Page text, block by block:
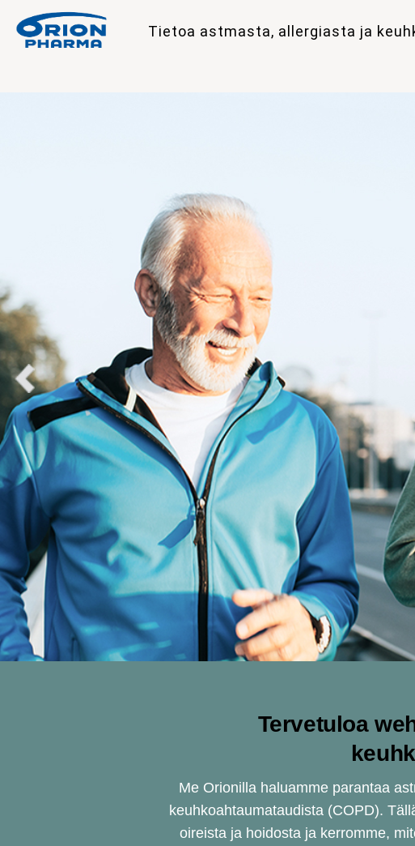
Tietoa astmasta, allergiasta ja
Tervetuloa
Me Orionilla haluamme parantaa
keuhkoahtaumataudista (COPD).
oireista ja hoidosta ja kerromme,